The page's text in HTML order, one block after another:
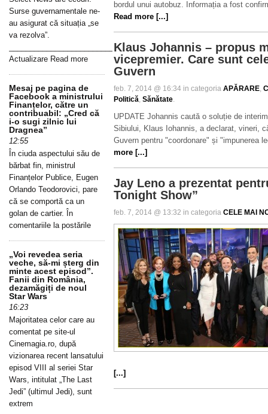
bordul unui autobuz. Informația a fost
Read more [...]
Klaus Johannis – propus
vicepremier. Care sunt
Guvern
feb. 7, 2014 @ 16:34 in categoria APĂRARE,
Politică, Sănătate.
UPDATE Johannis caută o soluție de
Sibiului, Klaus Iohannis, a declarat, vineri,
Guvern pentru "coordonare" și "impunerea
more [...]
Jay Leno a prezentat
Tonight Show”
feb. 7, 2014 @ 13:32 in categoria CELE MAI
[...]
Surse guvernamentale ne-
au asigurat că situația „se
va rezolva”.
Actualizare Read more
Mesaj pe pagina de
Facebook a ministrului
Finanțelor, către un
contribuabil: „Cred că
i-o sugi zilnic lui
Dragnea”
12:55
În ciuda aspectului său de
bărbat fin, ministrul
Finanțelor Publice, Eugen
Orlando Teodorovici, pare
că se comportă ca un
golan de cartier. În
comentariile la postările
„Voi revedea seria
veche, să-mi șterg din
minte acest episod”.
Fanii din România,
dezamăgiți de noul
Star Wars
16:23
Majoritatea celor care au
comentat pe site-ul
Cinemagia.ro, după
vizionarea recent lansatului
episod VIII al seriei Star
Wars, intitulat „The Last
Jedi” (ultimul Jedi), sunt
extrem